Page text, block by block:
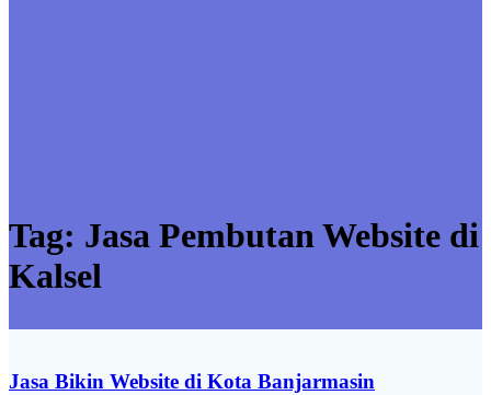
Tag: Jasa Pembutan Website di
Kalsel
Jasa Bikin Website di Kota Banjarmasin